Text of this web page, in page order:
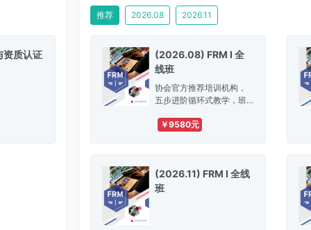
资质认证
推荐 2026.08 2026.11
(2026.08) FRM I 全
线班
协会官方推荐培训机构，
五步进阶循环式教学，班
决备考路上遇到的难题。
￥9580元
(2026.11) FRM I 全线
班